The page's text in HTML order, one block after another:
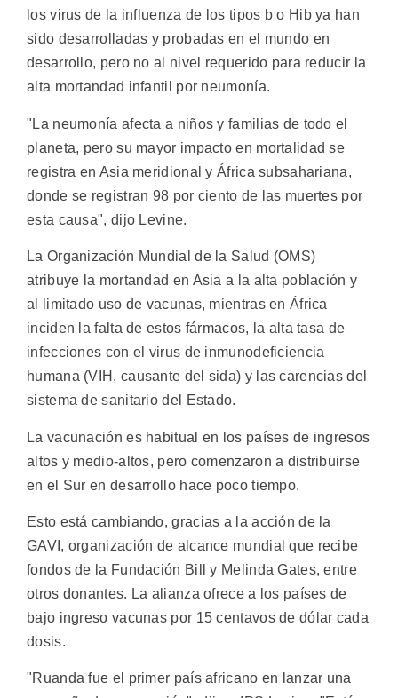
los virus de la influenza de los tipos b o Hib ya han
sido desarrolladas y probadas en el mundo en
desarrollo, pero no al nivel requerido para reducir la
alta mortandad infantil por neumonía.
"La neumonía afecta a niños y familias de todo el
planeta, pero su mayor impacto en mortalidad se
registra en Asia meridional y África subsahariana,
donde se registran 98 por ciento de las muertes por
esta causa", dijo Levine.
La Organización Mundial de la Salud (OMS)
atribuye la mortandad en Asia a la alta población y
al limitado uso de vacunas, mientras en África
inciden la falta de estos fármacos, la alta tasa de
infecciones con el virus de inmunodeficiencia
humana (VIH, causante del sida) y las carencias del
sistema de sanitario del Estado.
La vacunación es habitual en los países de ingresos
altos y medio-altos, pero comenzaron a distribuirse
en el Sur en desarrollo hace poco tiempo.
Esto está cambiando, gracias a la acción de la
GAVI, organización de alcance mundial que recibe
fondos de la Fundación Bill y Melinda Gates, entre
otros donantes. La alianza ofrece a los países de
bajo ingreso vacunas por 15 centavos de dólar cada
dosis.
"Ruanda fue el primer país africano en lanzar una